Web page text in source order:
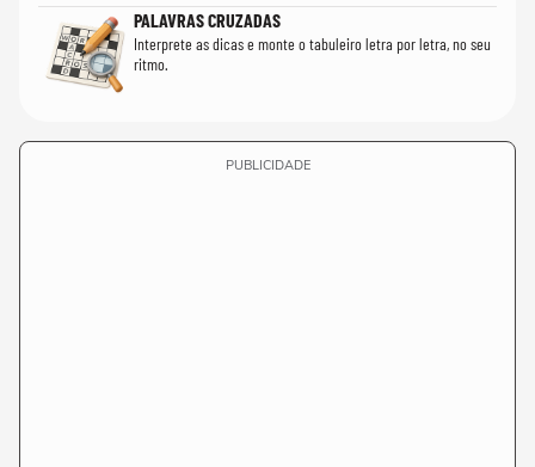
PALAVRAS CRUZADAS
Interprete as dicas e monte o tabuleiro letra por letra, no seu
ritmo.
PUBLICIDADE